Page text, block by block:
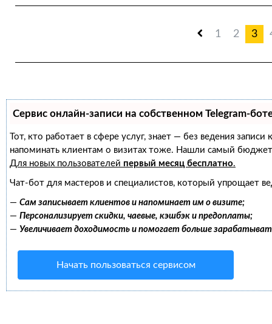
1 2 3
Сервис онлайн-записи на собственном Telegram-
Тот, кто работает в сфере услуг, знает — без ведения
напоминать клиентам о визитах тоже. Нашли самый
Для новых пользователей первый месяц бесплатно.
Чат-бот для мастеров и специалистов, который упрощает
— Сам записывает клиентов и напоминает им о визите;
— Персонализирует скидки, чаевые, кэшбэк и предоплаты;
— Увеличивает доходимость и помогает больше
Начать пользоваться сервисом